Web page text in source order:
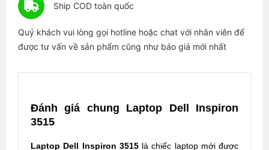
Ship COD toàn quốc
Quý khách vui lòng gọi hotline hoặc chat với nhân viên để
được tư vấn về sản phẩm cũng như báo giá mới nhất
Đánh giá chung Laptop Dell Inspiron
3515
Laptop Dell Inspiron 3515là chiếc laptop mới được